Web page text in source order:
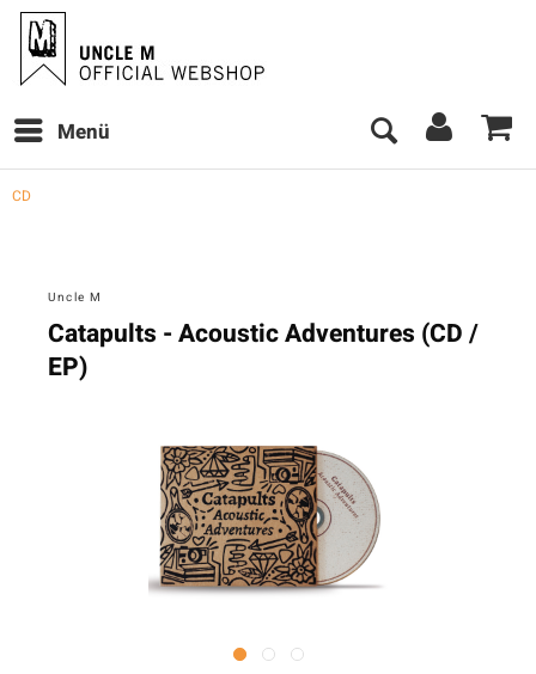
Menü
CD
Uncle M
Catapults - Acoustic Adventures (CD /
EP)